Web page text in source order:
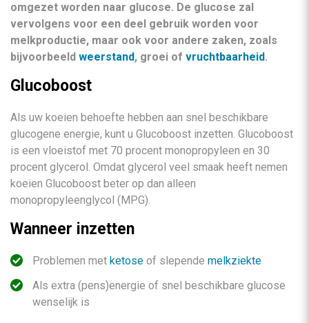
omgezet worden naar glucose. De glucose zal
vervolgens voor een deel gebruik worden voor
melkproductie, maar ook voor andere zaken, zoals
bijvoorbeeld weerstand, groei of vruchtbaarheid.
Glucoboost
Als uw koeien behoefte hebben aan snel beschikbare
glucogene energie, kunt u Glucoboost inzetten. Glucoboost
is een vloeistof met 70 procent monopropyleen en 30
procent glycerol. Omdat glycerol veel smaak heeft nemen
koeien Glucoboost beter op dan alleen
monopropyleenglycol (MPG).
Wanneer inzetten
Problemen met ketose of slepende melkziekte
Als extra (pens)energie of snel beschikbare glucose
wenselijk is